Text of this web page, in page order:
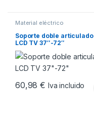
Material eléctrico
Soporte doble articulado
LCD TV 37″-72″
60,98€ Iva incluido